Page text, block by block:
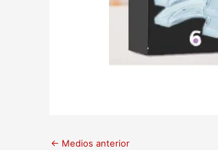
← Medios anterior